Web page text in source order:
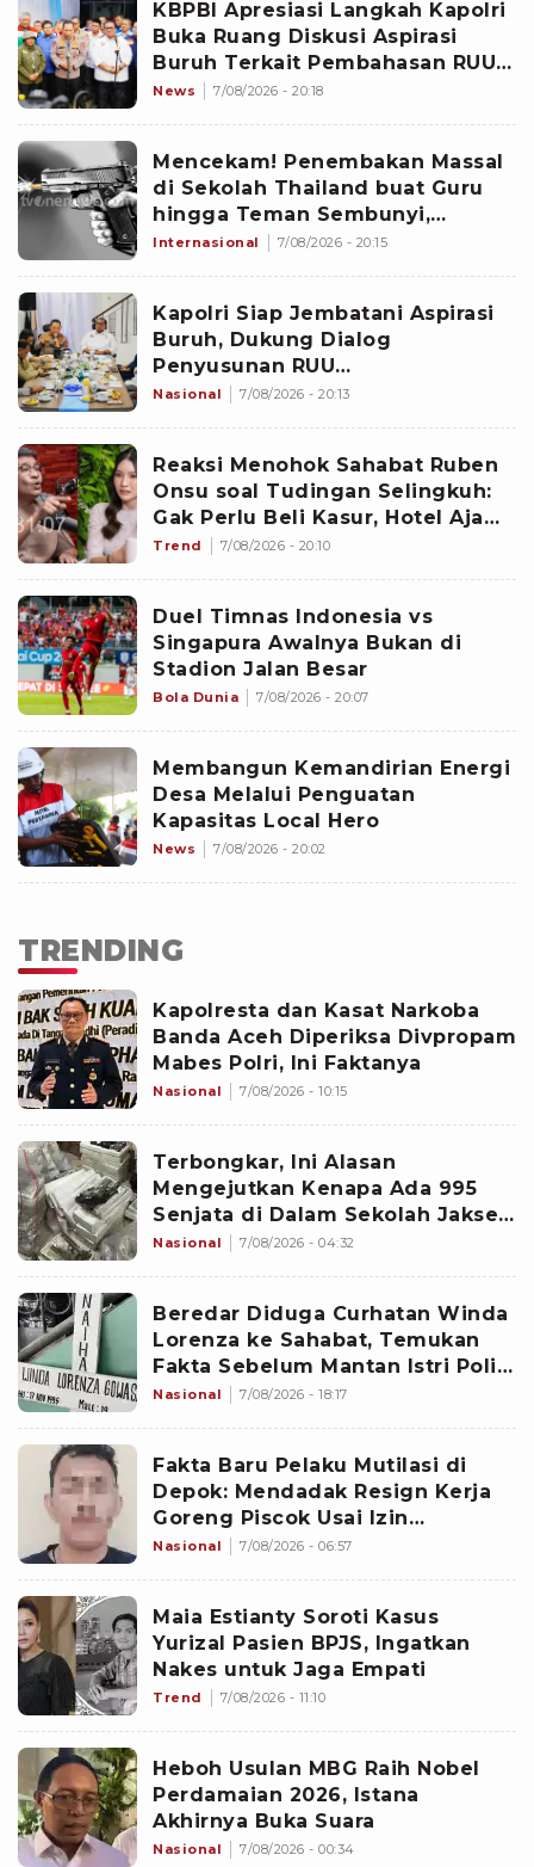
KBPBI Apresiasi Langkah Kapolri
Buka Ruang Diskusi Aspirasi
Buruh Terkait Pembahasan RUU
Ketenagakerjaan
News 7/08/2026 - 20:18
Mencekam! Penembakan Massal
di Sekolah Thailand buat Guru
hingga Teman Sembunyi,
Identitas Pelaku ABG 14 Tahun
Internasional 7/08/2026 - 20:15
Kapolri Siap Jembatani Aspirasi
Buruh, Dukung Dialog
Penyusunan RUU
Ketenagakerjaan dengan DPR
Nasional 7/08/2026 - 20:13
Reaksi Menohok Sahabat Ruben
Onsu soal Tudingan Selingkuh:
Gak Perlu Beli Kasur, Hotel Aja
Selesai
Trend 7/08/2026 - 20:10
Duel Timnas Indonesia vs
Singapura Awalnya Bukan di
Stadion Jalan Besar
Bola Dunia 7/08/2026 - 20:07
Membangun Kemandirian Energi
Desa Melalui Penguatan
Kapasitas Local Hero
News 7/08/2026 - 20:02
TRENDING
Kapolresta dan Kasat Narkoba
Banda Aceh Diperiksa Divpropam
Mabes Polri, Ini Faktanya
Nasional 7/08/2026 - 10:15
Terbongkar, Ini Alasan
Mengejutkan Kenapa Ada 995
Senjata di Dalam Sekolah Jaksel
Sejak 2020
Nasional 7/08/2026 - 04:32
Beredar Diduga Curhatan Winda
Lorenza ke Sahabat, Temukan
Fakta Sebelum Mantan Istri Polisi
di Medan Tewas
Nasional 7/08/2026 - 18:17
Fakta Baru Pelaku Mutilasi di
Depok: Mendadak Resign Kerja
Goreng Piscok Usai Izin
Interview di Mal
Nasional 7/08/2026 - 06:57
Maia Estianty Soroti Kasus
Yurizal Pasien BPJS, Ingatkan
Nakes untuk Jaga Empati
Trend 7/08/2026 - 11:10
Heboh Usulan MBG Raih Nobel
Perdamaian 2026, Istana
Akhirnya Buka Suara
Nasional 7/08/2026 - 00:34